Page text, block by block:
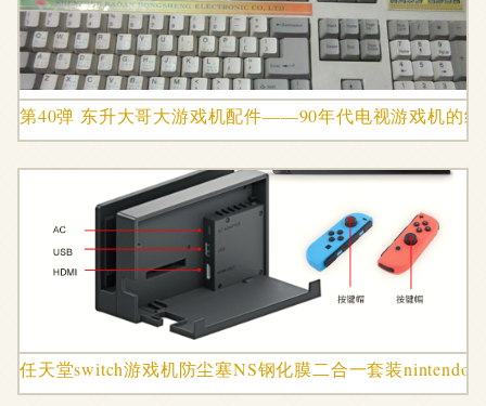
第40弹 东升大哥大游戏机配件——90年代电视游戏机的经
任天堂switch游戏机防尘塞NS钢化膜二合一套装nintendo